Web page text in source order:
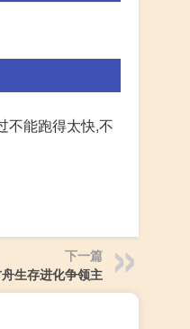
不能跑得太快,不
下一篇
生存进化争领主